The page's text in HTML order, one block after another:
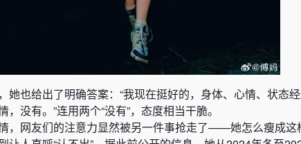
她也给出了明确答案：“我现在挺好的，身体、心情、状态
没有。”连用两个“没有”，态度相当干脆。
，网友们的注意力显然被另一件事抢走了——她怎么瘦成这